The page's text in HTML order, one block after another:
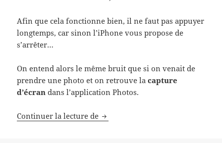
Afin que cela fonctionne bien, il ne faut pas appuyer
longtemps, car sinon l’iPhone vous propose de
s’arrêter…
On entend alors le même bruit que si on venait de
prendre une photo et on retrouve lacapture
d’écran dans l’application Photos.
Continuer la lecture de Copie d’écran, Capture d’Ecran,